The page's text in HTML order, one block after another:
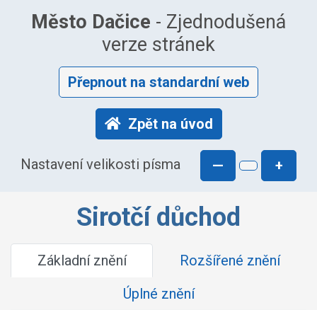
Město Dačice - Zjednodušená
verze stránek
Přepnout na standardní web
Zpět na úvod
Nastavení velikosti písma — +
Sirotčí důchod
Základní znění
Rozšířené znění
Úplné znění